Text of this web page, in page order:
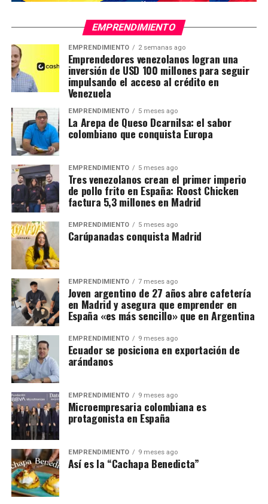
EMPRENDIMIENTO
EMPRENDIMIENTO 2 semanas ago
Emprendedores venezolanos logran una
inversión de USD 100 millones para seguir
impulsando el acceso al crédito en
Venezuela
EMPRENDIMIENTO 5 meses ago
La Arepa de Queso Dcarnilsa: el sabor
colombiano que conquista Europa
EMPRENDIMIENTO 5 meses ago
Tres venezolanos crean el primer imperio
de pollo frito en España: Roost Chicken
factura 5,3 millones en Madrid
EMPRENDIMIENTO 5 meses ago
Carúpanadas conquista Madrid
EMPRENDIMIENTO 7 meses ago
Joven argentino de 27 años abre cafetería
en Madrid y asegura que emprender en
España «es más sencillo» que en Argentina
EMPRENDIMIENTO 9 meses ago
Ecuador se posiciona en exportación de
arándanos
EMPRENDIMIENTO 9 meses ago
Microempresaria colombiana es
protagonista en España
EMPRENDIMIENTO 9 meses ago
Así es la “Cachapa Benedicta”